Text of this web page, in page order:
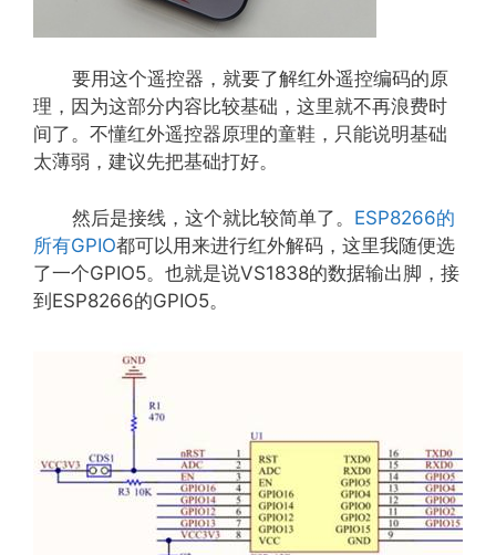
要用这个遥控器，就要了解红外遥控编码的原
理，因为这部分内容比较基础，这里就不再浪费时
间了。不懂红外遥控器原理的童鞋，只能说明基础
太薄弱，建议先把基础打好。
然后是接线，这个就比较简单了。 ESP8266的
所有GPIO都可以用来进行红外解码，这里我随便选
了一个GPIO5。也就是说VS1838的数据输出脚，接
到ESP8266的GPIO5。